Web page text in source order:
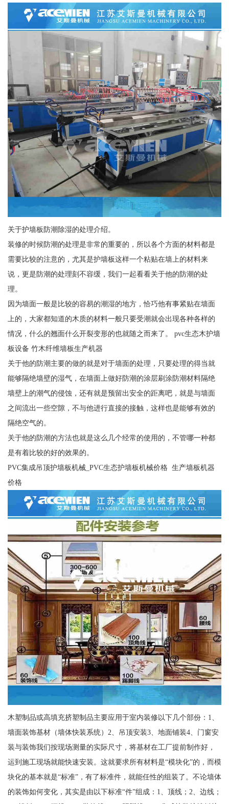
关于护墙板防潮除湿的处理介绍。
装修的时候防潮的处理是非常的重要的，所以各个方面的材料都是
需要比较的注意的，尤其是护墙板这样一个粘贴在墙上的材料来
说，更是防潮的处理刻不容缓，我们一起看看关于他的防潮的处
理。
因为墙面一般是比较的容易的潮湿的地方，恰巧他有事紧贴在墙面
上的，大家都知道的木质的材料一般只要受潮就会出现各种各样的
情况，什么的翘面什么开裂变形的也就随之而来了。 pvc生态木护墙
板设备 竹木纤维墙板生产机器
关于他的防潮主要的做的就是对于墙面的处理，只要处理的得当就
能够隔绝墙壁的湿气，在墙面上做好防潮的涂层刷涂防潮材料隔绝
墙壁上的潮气的侵蚀，还有就是预留出安全的距离吧，就是与墙面
之间流出一些空隙，不与他进行直接的接触，这样也是能够有效的
隔绝空气的。
关于他的防潮的方法也就是这么几个经常的使用的，不管哪一种都
是有着比较的好的效果的。
PVC集成吊顶护墙板机械_PVC生态护墙板机械价格 生产墙板机器
价格
木塑制品或高填充挤塑制品主要应用于室内装修以下几个部份：1、
墙面装饰基材（墙体快装系统）2、吊顶安装3、地面铺装4、门窗安
装与装饰我们按现场测量的实际尺寸，将基材在工厂提前制作好，
运到施工现场就能快速安装。这就要求所有材料是“模块化”的，而模
块化的基本就是“标准”，有了标准件，就能任性的组装了。不论墙体
的装饰如何变化，其实是由以下标准“件”组成：1、顶线；2、边线；